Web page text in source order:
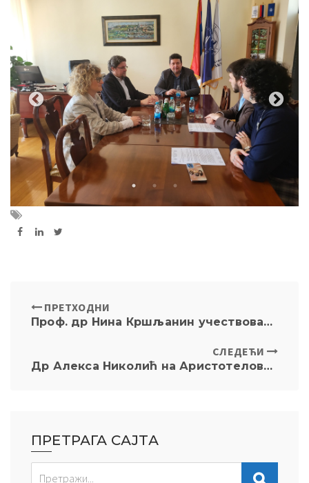
ПРЕТХОДНИ
Проф. др Нина Кршљанин учествовала на византолошкој конференцији у Волгограду
СЛЕДЕЋИ
Др Алекса Николић на Аристотеловом Универзитету у Солуну
ПРЕТРАГА САЈТА